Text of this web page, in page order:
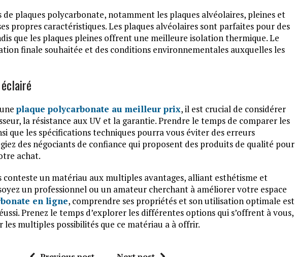
plaques polycarbonate, notamment les plaques alvéolaires, pleines et
propres caractéristiques. Les plaques alvéolaires sont parfaites pour des
que les plaques pleines offrent une meilleure isolation thermique. Le
finale souhaitée et des conditions environnementales auxquelles les
plaque polycarbonate au meilleur prix, il est crucial de considérer
la résistance aux UV et la garantie. Prendre le temps de comparer les
que les spécifications techniques pourra vous éviter des erreurs
des négociants de confiance qui proposent des produits de qualité pour
achat.
conteste un matériau aux multiples avantages, alliant esthétisme et
un professionnel ou un amateur cherchant à améliorer votre espace
en ligne, comprendre ses propriétés et son utilisation optimale est
Prenez le temps d’explorer les différentes options qui s’offrent à vous,
les multiples possibilités que ce matériau a à offrir.